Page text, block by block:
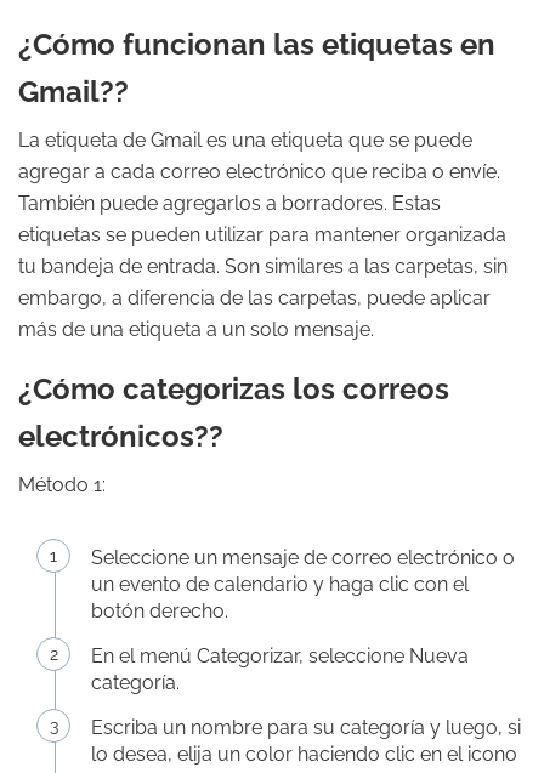
¿Cómo funcionan las etiquetas en
Gmail??
La etiqueta de Gmail es una etiqueta que se puede
agregar a cada correo electrónico que reciba o envíe.
También puede agregarlos a borradores. Estas
etiquetas se pueden utilizar para mantener organizada
tu bandeja de entrada. Son similares a las carpetas, sin
embargo, a diferencia de las carpetas, puede aplicar
más de una etiqueta a un solo mensaje.
¿Cómo categorizas los correos
electrónicos??
Método 1:
Seleccione un mensaje de correo electrónico o
un evento de calendario y haga clic con el
botón derecho.
En el menú Categorizar, seleccione Nueva
categoría.
Escriba un nombre para su categoría y luego, si
lo desea, elija un color haciendo clic en el icono